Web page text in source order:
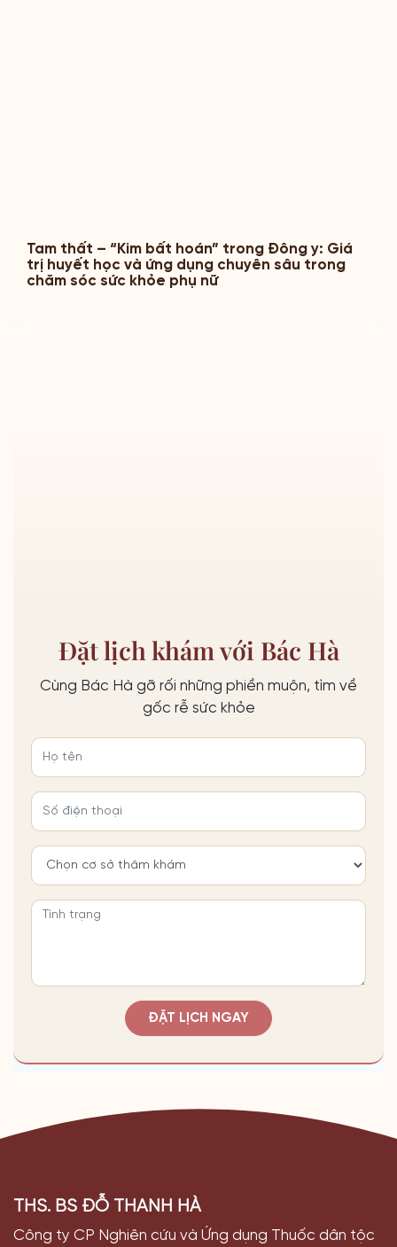
Tam thất – “Kim bất hoán” trong Đông y: Giá
trị huyết học và ứng dụng chuyên sâu trong
chăm sóc sức khỏe phụ nữ
Đặt lịch khám với Bác Hà
Cùng Bác Hà gỡ rối những phiền muộn, tìm về
gốc rễ sức khỏe
ĐẶT LỊCH NGAY
THS. BS ĐỖ THANH HÀ
Công ty CP Nghiên cứu và Ứng dụng Thuốc dân tộc